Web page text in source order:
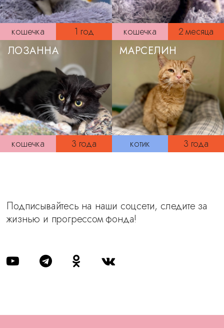
кошечка 1 год кошечка 2 месяца
кошечка 3 года
ЛОЗАННА
котик 3 года
МАРСЕЛИН
Подписывайтесь на наши соцсети, следите за
жизнью и прогрессом фонда!